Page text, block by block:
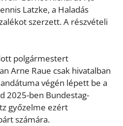
Latzke, a Haladás
szerzett. A részvételi
polgármestert
Arne Raue csak hivatalban
végén lépett be a
2025-ben Bundestag-
győzelme ezért
számára.